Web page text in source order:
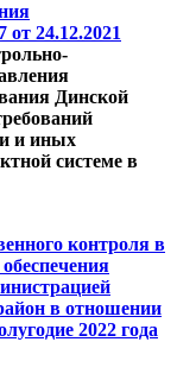
24.12.2021
Динской
и иных
системе в
контроля в
в отношении
2022 года